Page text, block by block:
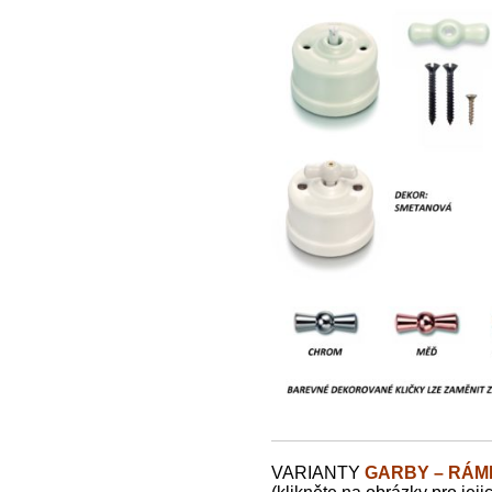
VARIANTY GARBY – RÁM